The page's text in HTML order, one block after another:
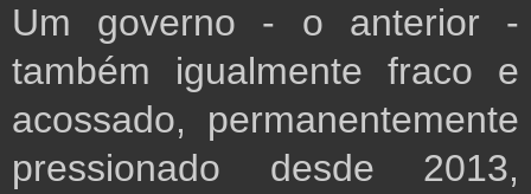
Um governo - o anterior -
também igualmente fraco e
acossado, permanentemente
pressionado desde 2013,